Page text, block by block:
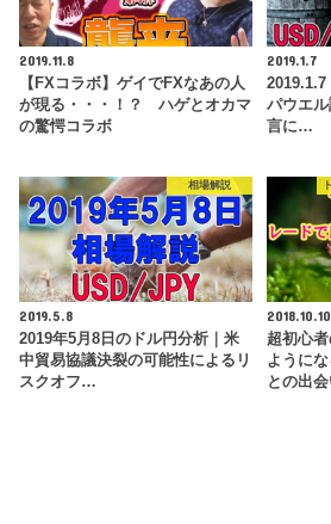
2019.11.8
【FXコラボ】ゲイでFXなあの人
が現る・・・！？ ハゲとオカマ
の驚愕コラボ
2019.1.7
2019.1.7
パウエ
言に…
相場解説
2019.5.8
2019年5月8日のドル円分析｜米
中貿易協議決裂の可能性によるリ
スクオフ…
2018.10.10
超初心
ように
との出